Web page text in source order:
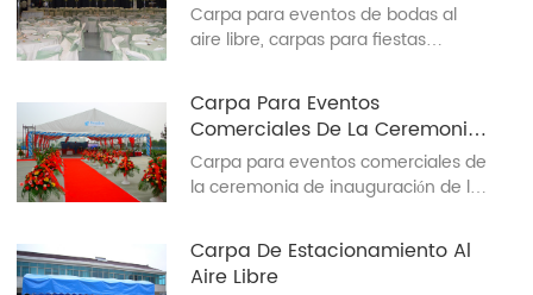
Carpa para eventos de bodas al
aire libre, carpas para fiestas
Carpa Para Eventos
Comerciales De La Ceremonia
De Inauguración De La
Empresa Wuxi Donaldson
Carpa para eventos comerciales de
la ceremonia de inauguración de la
Carpa De Estacionamiento Al
Aire Libre